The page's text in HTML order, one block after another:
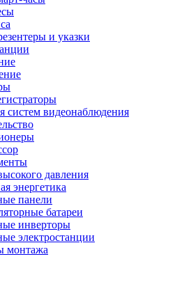
и указки
систем видеонаблюдения
давления
энергетика
панели
батареи
инверторы
электростанции
монтажа